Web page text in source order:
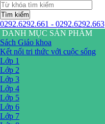
Tìm kiếm
0292.6292.661 - 0292.6292.663
DANH MỤC SẢN PHẨM
Sách Giáo khoa
Kết nối tri thức với cuộc sống
Lớp 1
Lớp 2
Lớp 3
Lớp 4
Lớp 5
Lớp 6
Lớp 7